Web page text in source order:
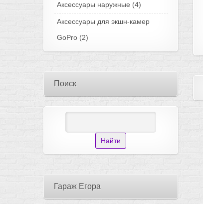
Аксессуары наружные (4)
Аксессуары для экшн-камер
GoPro (2)
Поиск
Гараж Егора